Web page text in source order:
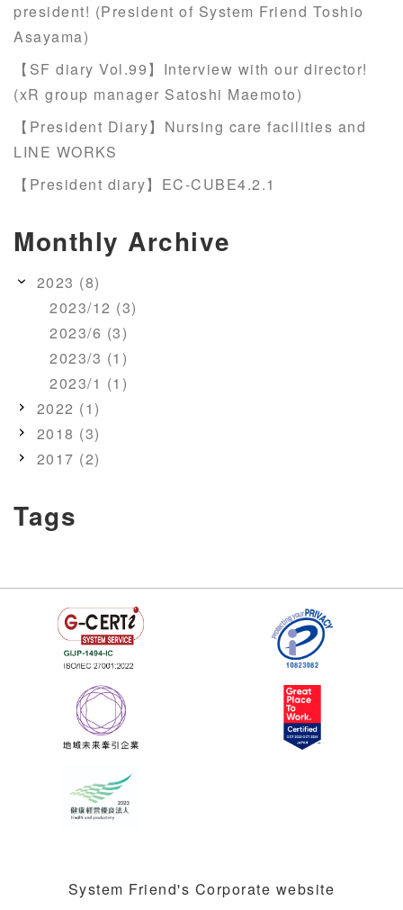
president! (President of System Friend Toshio
Asayama)
【SF diary Vol.99】Interview with our director!
(xR group manager Satoshi Maemoto)
【President Diary】Nursing care facilities and
LINE WORKS
【President diary】EC-CUBE4.2.1
Monthly Archive
2023 (8)
2023/12 (3)
2023/6 (3)
2023/3 (1)
2023/1 (1)
2022 (1)
2018 (3)
2017 (2)
Tags
System Friend's Corporate website